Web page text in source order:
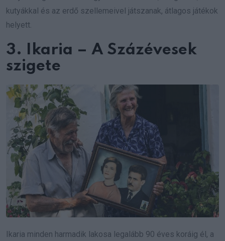
kutyákkal és az erdő szellemeivel játszanak, átlagos játékok
helyett.
3. Ikaria – A Százévesek
szigete
Ikaria minden harmadik lakosa legalább 90 éves koráig él, a